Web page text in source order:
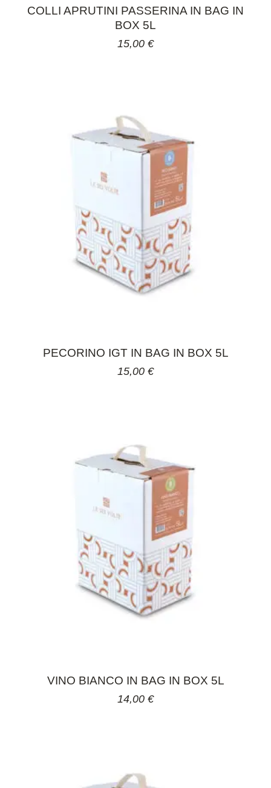
COLLI APRUTINI PASSERINA IN BAG IN
BOX 5L
15,00 €
PECORINO IGT IN BAG IN BOX 5L
15,00 €
VINO BIANCO IN BAG IN BOX 5L
14,00 €